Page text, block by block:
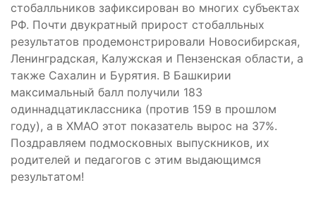
стобалльников зафиксирован во многих субъектах
РФ. Почти двукратный прирост стобалльных
результатов продемонстрировали Новосибирская,
Ленинградская, Калужская и Пензенская области, а
также Сахалин и Бурятия. В Башкирии
максимальный балл получили 183
одиннадцатиклассника (против 159 в прошлом
году), а в ХМАО этот показатель вырос на 37%.
Поздравляем подмосковных выпускников, их
родителей и педагогов с этим выдающимся
результатом!